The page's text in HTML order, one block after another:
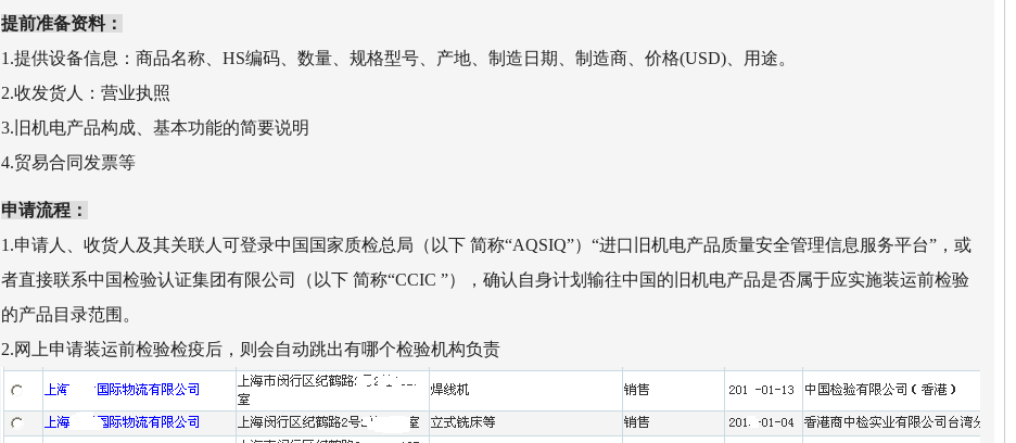
提前准备资料：
1.提供设备信息： 商品名称、HS编码、数量、规格型号、产地、制造日期、制造商、价格(USD)、用途。
2.收发货人：营业执照
3.旧机电产品构成、基本功能的简要说明
4.贸易合同发票等
申请流程：
1.申请人、收货人及其关联人可登录中国国家质检总局（以下 简称“AQSIQ”）“进口旧机电产品质量安全管理信息服务平台”，或
者直接联系中国检验认证集团有限公司（以下 简称“CCIC ”），确认自身计划输往中国的旧机电产品是否属于应实施装运前检验
的产品目录范围。
2.网上申请装运前检验检疫后，则会自动跳出有哪个检验机构负责